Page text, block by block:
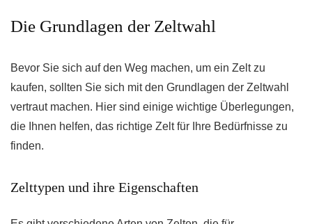
Die Grundlagen der Zeltwahl
Bevor Sie sich auf den Weg machen, um ein Zelt zu
kaufen, sollten Sie sich mit den Grundlagen der Zeltwahl
vertraut machen. Hier sind einige wichtige Überlegungen,
die Ihnen helfen, das richtige Zelt für Ihre Bedürfnisse zu
finden.
Zelttypen und ihre Eigenschaften